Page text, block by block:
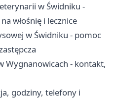
w Świdniku -
włośnię i lecznice
w Świdniku - pomoc
Wygnanowicach - kontakt,
godziny, telefony i